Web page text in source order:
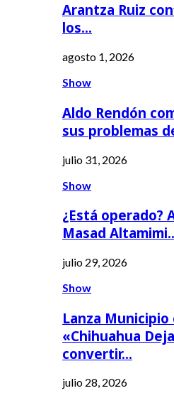
Arantza Ruiz
los…
agosto 1, 2026
Show
Aldo Rendón
sus problemas
julio 31, 2026
Show
¿Está operado?
Masad
julio 29, 2026
Show
Lanza
«Chihuahua
convertir…
julio 28, 2026